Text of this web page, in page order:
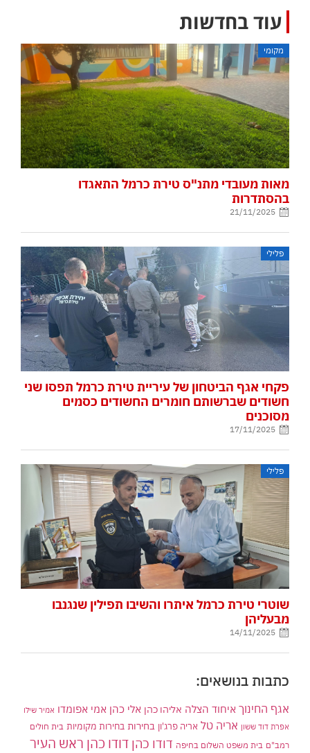
עוד בחדשות
מקומי
מאות מעובדי מתנ"ס טירת כרמל התאגדו
בהסתדרות
21/11/2025
פלילי
פקחי אגף הביטחון של עיריית טירת כרמל תפסו שני
חשודים שברשותם חומרים החשודים כסמים
מסוכנים
17/11/2025
פלילי
שוטרי טירת כרמל איתרו והשיבו תפילין שנגנבו
מבעליהן
14/11/2025
כתבות בנושאים:
אגף החינוך איחוד הצלה אליהו כהן אלי כהן אמי אפומדו אמיר שילו
אפרת דוד ששון אריה טל אריה פרג'ון בחירות בחירות מקומיות בית חולים
רמב"ם בית משפט השלום בחיפה דודו כהן דודו כהן ראש העיר